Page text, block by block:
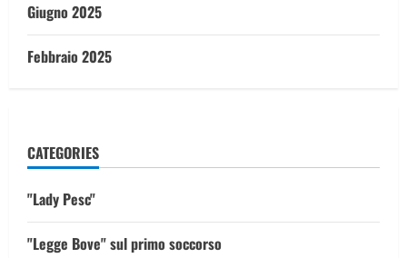
Giugno 2025
Febbraio 2025
CATEGORIES
"Lady Pesc"
"Legge Bove" sul primo soccorso